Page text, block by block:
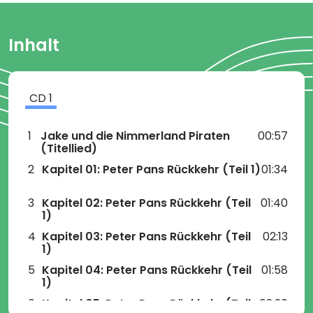
Inhalt
CD1
1 Jake und die Nimmerland Piraten
(Titellied)
00:57
2 Kapitel 01: Peter Pans Rückkehr (Teil 1)01:34
3 Kapitel 02: Peter Pans Rückkehr (Teil
1)
01:40
4 Kapitel 03: Peter Pans Rückkehr (Teil
1)
02:13
5 Kapitel 04: Peter Pans Rückkehr (Teil
1)
01:58
6 Kapitel 05: Peter Pans Rückkehr (Teil 02:20